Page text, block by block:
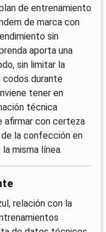
de entrenamiento
de marca con
sin
aporta una
sin limitar la
codos durante
tener en
técnica
afirmar con certeza
la confección en
misma línea.
relación con la